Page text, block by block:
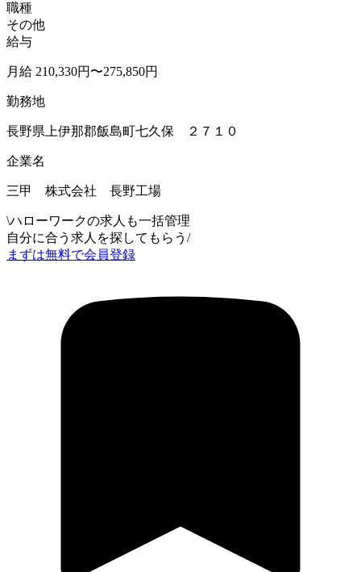
職種
その他
給与
月給 210,330円〜275,850円
勤務地
長野県上伊那郡飯島町七久保 ２７１０
企業名
三甲 株式会社 長野工場
\ハローワークの求人も一括管理
自分に合う求人を探してもらう /
まずは無料で会員登録